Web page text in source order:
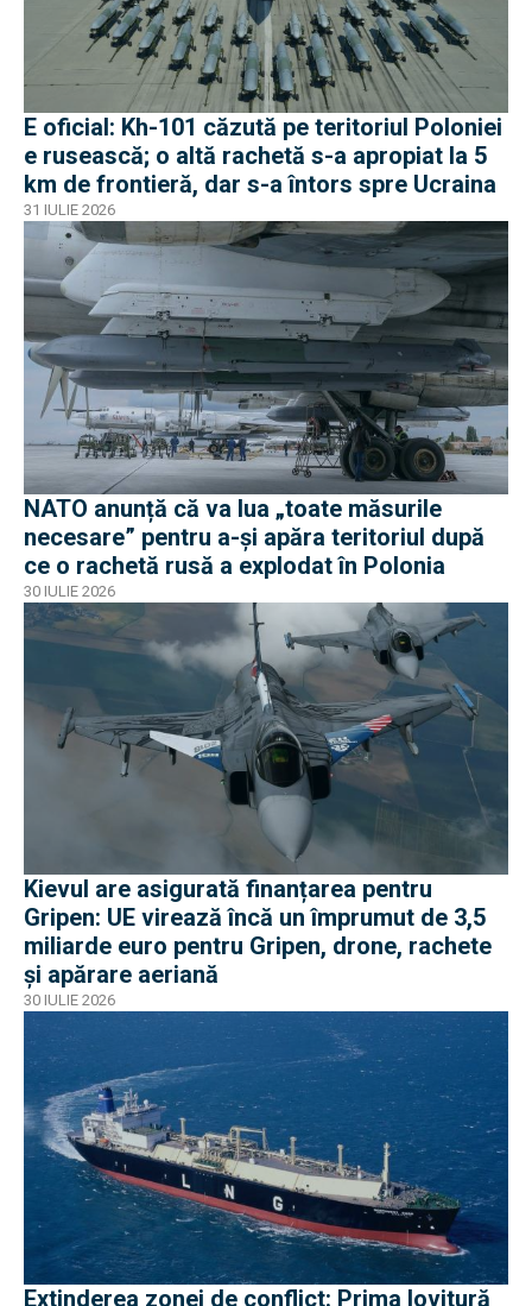
E oficial: Kh-101 căzută pe teritoriul Poloniei
e rusească; o altă rachetă s-a apropiat la 5
km de frontieră, dar s-a întors spre Ucraina
31 IULIE 2026
NATO anunță că va lua „toate măsurile
necesare” pentru a-și apăra teritoriul după
ce o rachetă rusă a explodat în Polonia
30 IULIE 2026
Kievul are asigurată finanțarea pentru
Gripen: UE virează încă un împrumut de 3,5
miliarde euro pentru Gripen, drone, rachete
și apărare aeriană
30 IULIE 2026
Extinderea zonei de conflict: Prima lovitură